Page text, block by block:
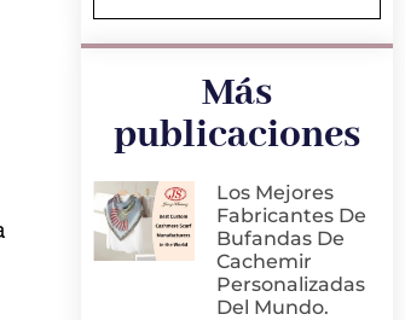
Más
publicaciones
Los Mejores
Fabricantes De
Bufandas De
Cachemir
Personalizadas
Del Mundo.